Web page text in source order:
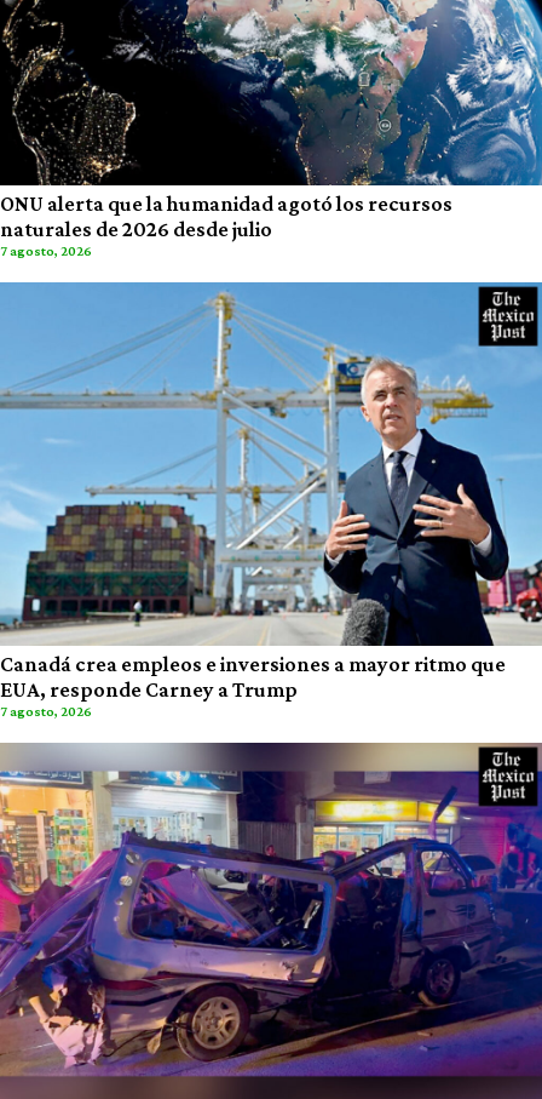
ONU alerta que la humanidad agotó los recursos
naturales de 2026 desde julio
7 agosto, 2026
Canadá crea empleos e inversiones a mayor ritmo que
EUA, responde Carney a Trump
7 agosto, 2026